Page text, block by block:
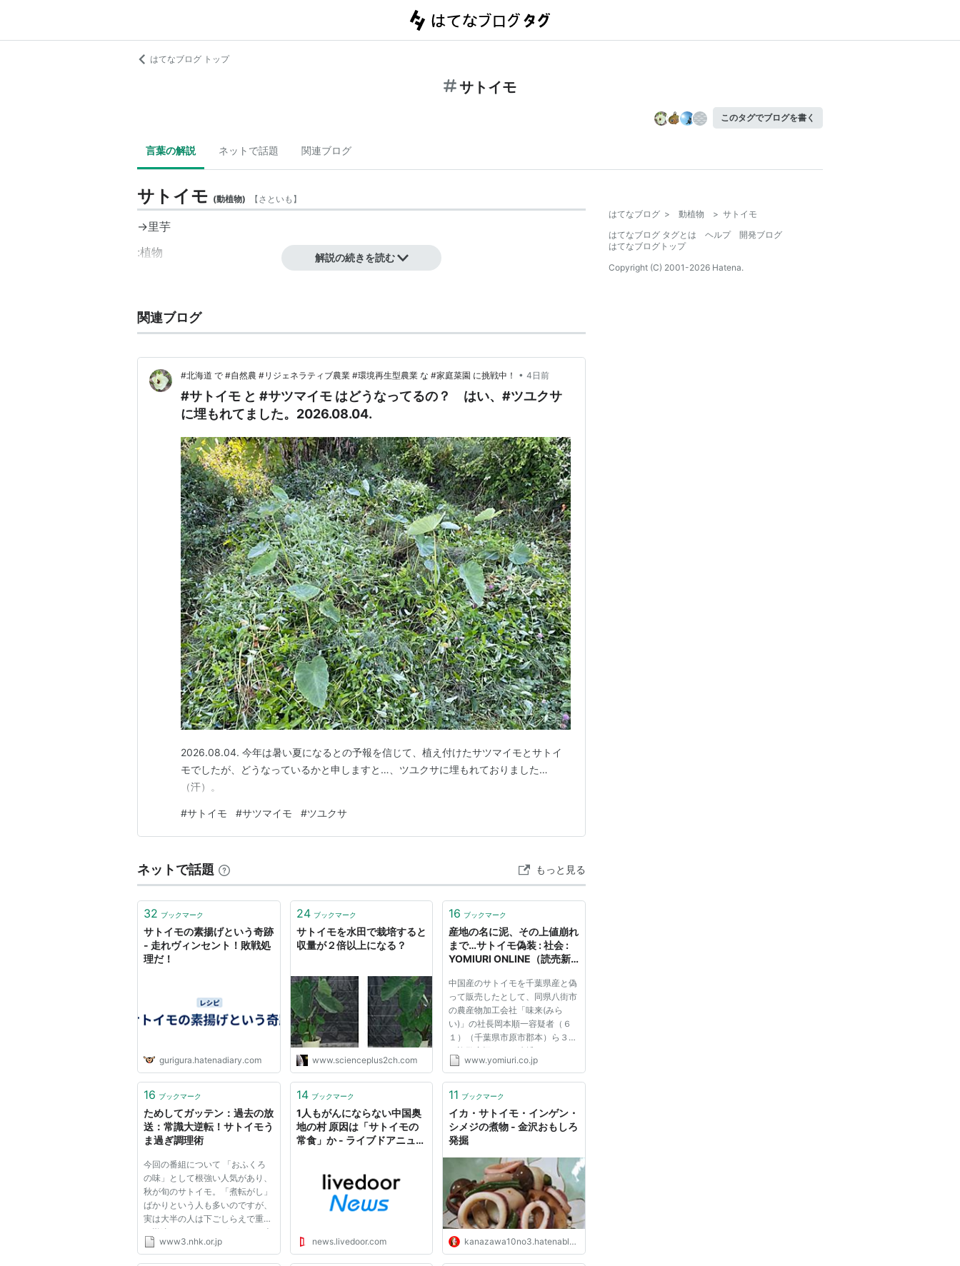
はてなブログ トップ
サトイモ
このタグでブログを書く
言葉の解説 ネットで話題 関連ブログ
サトイモ (動植物) 【さといも 】
→里芋
:植物
解説の続きを読む
関連ブログ
#北海道 で #自然農 #リジェネラティブ農業 #環境再生型農業 な #家庭菜園 に挑戦中！ • 4日前
#サトイモ と #サツマイモ はどうなってるの？ はい、#ツユクサ
に埋もれてました。2026.08.04.
2026.08.04. 今年は暑い夏になるとの予報を信じて、植え付けたサツマイモとサトイ
モでしたが、どうなっているかと申しますと…、ツユクサに埋もれておりました…
（汗）。
#サトイモ #サツマイモ #ツユクサ
ネットで話題 もっと見る
32 ブックマーク
サトイモの素揚げという奇跡
- 走れヴィンセント！敗戦処
理だ！
gurigura.hatenadiary.com
24 ブックマーク
サトイモを水田で栽培すると
収量が２倍以上になる？
www.scienceplus2ch.com
16 ブックマーク
産地の名に泥、その上値崩れ
まで…サトイモ偽装 : 社会 :
YOMIURI ONLINE（読売新
中国産のサトイモを千葉県産と偽
って販売したとして、同県八街市
の農産物加工会社「味来(みら
い)」の社長岡本順一容疑者（６
１）（千葉県市原市郡本）ら３人
が詐欺容疑などで逮捕された。
同社のサトイモは、市場では通常
たといい、市場関係者からは「値
の...
www.yomiuri.co.jp
16 ブックマーク
ためしてガッテン：過去の放
送：常識大逆転！サトイモう
ま過ぎ調理術
今回の番組について 「おふくろ
の味」として根強い人気があり、
秋が旬のサトイモ。「煮転がし」
ばかりという人も多いのですが、
実は大半の人は下ごしらえで重大
な勘違いをしているばかりに、本
当のおいしさを味わっていませ
www3.nhk.or.jp
14 ブックマーク
1人もがんにならない中国奥
地の村 原因は「サトイモの
常食」か - ライブドアニュー
news.livedoor.com
11 ブックマーク
イカ・サトイモ・インゲン・
シメジの煮物 - 金沢おもしろ
発掘
kanazawa10no3.hatenablog.com
はてなブログ > 動植物 > サトイモ
はてなブログ タグとは
ヘルプ
開発ブログ
はてなブログトップ
Copyright (C) 2001-2026 Hatena.